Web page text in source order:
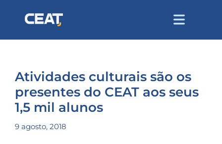
Atividades culturais são os
presentes do CEAT aos seus
1,5 mil alunos
9 agosto, 2018